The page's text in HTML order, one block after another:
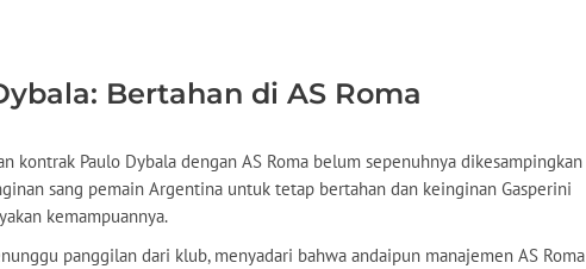
Bertahan di AS Roma
kontrak Paulo Dybala dengan AS Roma belum sepenuhnya dikesampingkan
sang pemain Argentina untuk tetap bertahan dan keinginan Gasperini
kemampuannya.
panggilan dari klub, menyadari bahwa andaipun manajemen AS Roma